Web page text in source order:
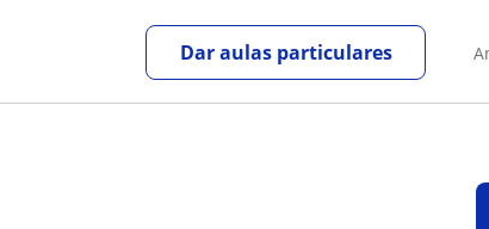
Dar aulas particulares